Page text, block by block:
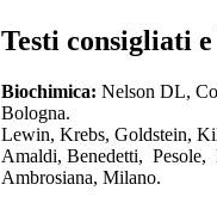
Testi consigliati
Biochimica: Nelson DL,
Bologna.
Lewin, Krebs, Goldstein,
Amaldi, Benedetti,
Ambrosiana, Milano.